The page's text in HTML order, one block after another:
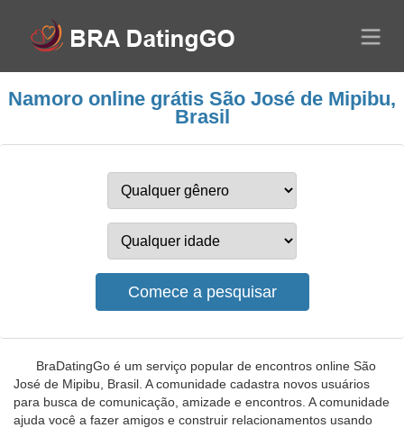
Namoro online grátis São José de Mipibu,
Brasil
BraDatingGo é um serviço popular de encontros online São
José de Mipibu, Brasil. A comunidade cadastra novos usuários
para busca de comunicação, amizade e encontros. A comunidade
ajuda você a fazer amigos e construir relacionamentos usando